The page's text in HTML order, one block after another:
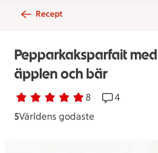
Recept
Pepparkaksparfait
äpplen och bär
Betyg 5 av 5. 8
8 personer har röstatReceptet
4
5Världens godaste